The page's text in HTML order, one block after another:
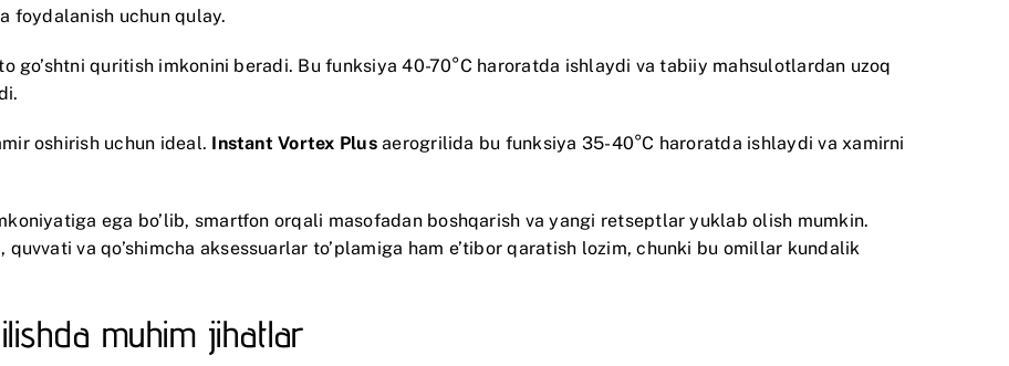
foydalanish uchun qulay.
go’shtni quritish imkonini beradi. Bu funksiya 40-70°C haroratda ishlaydi va tabiiy mahsulotlardan uzoq
oshirish uchun ideal. Instant Vortex Plusaerogrilida bu funksiya 35-40°C haroratda ishlaydi va xamirni
ega bo’lib, smartfon orqali masofadan boshqarish va yangi retseptlar yuklab olish mumkin.
va qo’shimcha aksessuarlar to’plamiga ham e’tibor qaratish lozim, chunki bu omillar kundalik
muhim jihatlar